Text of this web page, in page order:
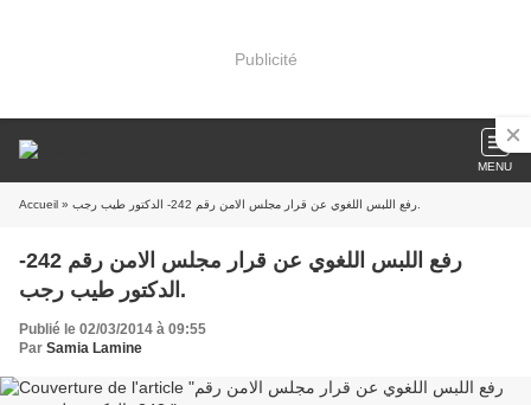
Publicité
MENU
Accueil
رفع اللبس اللغوي عن قرار مجلس الامن رقم 242-
الدكتور طيب رجب.
Publié le 02/03/2014 à 09:55
Par Samia Lamine